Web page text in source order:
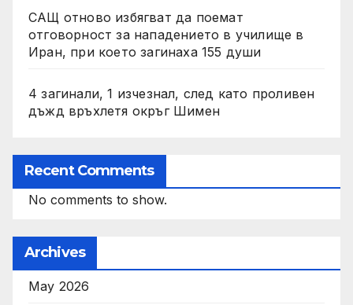
САЩ отново избягват да поемат
отговорност за нападението в училище в
Иран, при което загинаха 155 души
4 загинали, 1 изчезнал, след като проливен
дъжд връхлетя окръг Шимен
Recent Comments
No comments to show.
Archives
May 2026